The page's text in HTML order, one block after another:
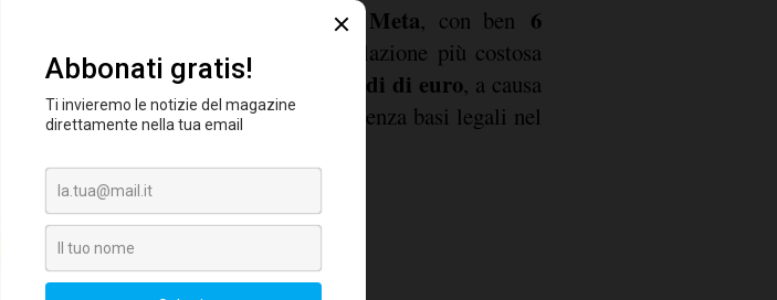
maggior numero di sanzioni èMeta, con ben 6
multe
tra le 10 più alte. La violazione più costosa
per il gruppo è stata di
1,2 miliardi di euro, a causa
del trattamento di dati personali senza basi legali nel